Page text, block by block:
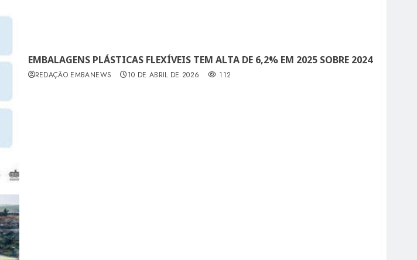
EMBALAGENS PLÁSTICAS FLEXÍVEIS TEM ALTA DE 6,2% EM 2025 SOBRE 2024
REDAÇÃO EMBANEWS 10 DE ABRIL DE 2026 112